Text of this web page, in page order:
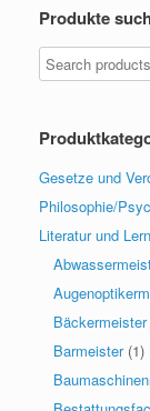
Produkte
Gesetze und
Philosophie/
Literatur und
Bäckermeister
Barmeister (1)